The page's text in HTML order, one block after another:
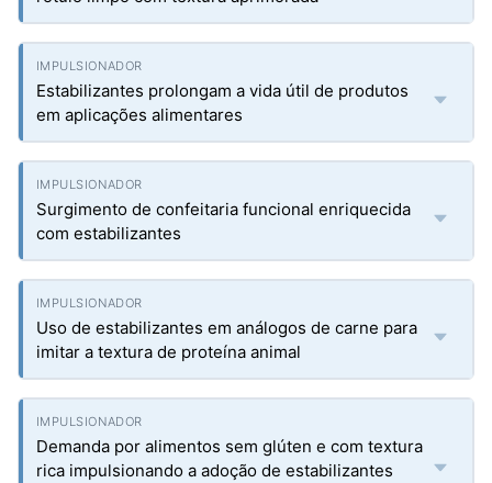
Estabilizantes prolongam a vida útil de produtos
em aplicações alimentares
Surgimento de confeitaria funcional enriquecida
com estabilizantes
Uso de estabilizantes em análogos de carne para
imitar a textura de proteína animal
Demanda por alimentos sem glúten e com textura
rica impulsionando a adoção de estabilizantes